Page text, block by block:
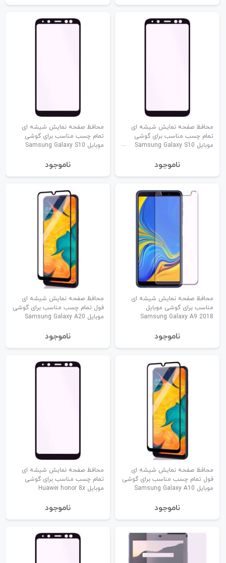
محافظ صفحه نمایش شیشه ای
تمام چسب مناسب برای گوشی
موبایل Samsung Galaxy S10
نا‌موجود
محافظ صفحه نمایش شیشه ای
تمام چسب مناسب برای گوشی
موبایل Samsung Galaxy S10
نا‌موجود
محافظ صفحه نمایش شیشه ای
مناسب برای گوشی موبایل
Samsung Galaxy A9 2018
نا‌موجود
محافظ صفحه نمایش شیشه ای
فول تمام چسب مناسب برای گوشی
موبایل Samsung Galaxy A20
نا‌موجود
محافظ صفحه نمایش شیشه ای
فول تمام چسب مناسب برای گوشی
موبایل Samsung Galaxy A10
نا‌موجود
محافظ صفحه نمایش شیشه ای
تمام چسب مناسب برای گوشی
موبایل Huawei honor 8x
نا‌موجود